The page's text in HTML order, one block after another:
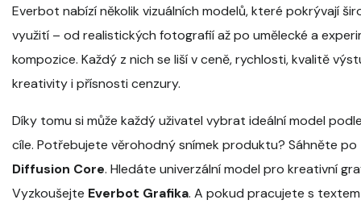
Everbot nabízí několik vizuálních modelů, které pokrývají
využití – od realistických fotografií až po umělecké a
kompozice. Každý z nich se liší v ceně, rychlosti, kvalitě
kreativity i přísnosti cenzury.
Díky tomu si může každý uživatel vybrat ideální model
cíle. Potřebujete věrohodný snímek produktu? Sáhněte po
Diffusion Core. Hledáte univerzální model pro kreativní
Vyzkoušejte Everbot Grafika. A pokud pracujete s